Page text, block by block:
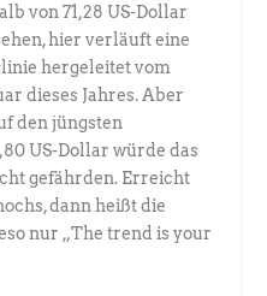
von 71,28 US-Dollar
hier verläuft eine
hergeleitet vom
dieses Jahres. Aber
den jüngsten
US-Dollar würde das
gefährden. Erreicht
dann heißt die
nur „The trend is your